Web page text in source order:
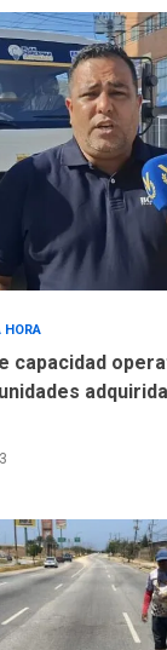
HORA
capacidad